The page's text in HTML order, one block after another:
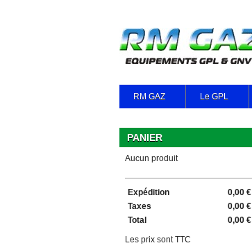
RM GAZ Le GPL
PANIER
Aucun produit
0,00 €
Expédition
0,00 €
Taxes
0,00 €
Total
Les prix sont TTC